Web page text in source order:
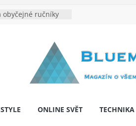
obyčejné ručníky
Na co myslet, aby
pár let nepřekvapila
bariér: když auto
ONLINE SVĚT TECHNIKA